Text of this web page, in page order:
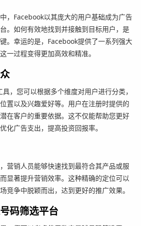
，Facebook以其庞大的用户基础成为广告
。如何有效地找到并接触到目标用户，是
。幸运的是，Facebook提供了一系列强大
一过程变得更加高效和精准。
，您可以根据多个维度对用户进行分类，
置以及兴趣爱好等。用户在注册时提供的
在客户的重要依据。这不仅能帮助您更好
化广告支出，提高投资回报率。
营销人员能够快速找到最符合其产品或服
显著提升营销效率。这种精确的定位可以
竞争中脱颖而出，达到更好的推广效果。
码筛选平台